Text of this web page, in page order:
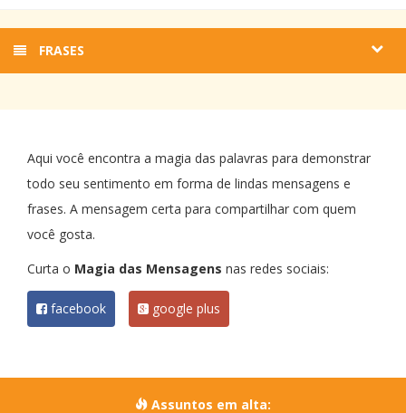
FRASES
Aqui você encontra a magia das palavras para demonstrar
todo seu sentimento em forma de lindas mensagens e
frases. A mensagem certa para compartilhar com quem
você gosta.
Curta o Magia das Mensagens nas redes sociais:
facebook google plus
Assuntos em alta: